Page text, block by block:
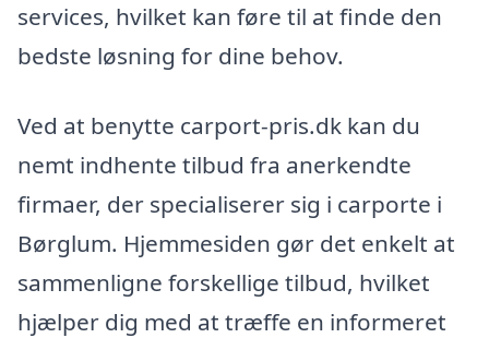
services, hvilket kan føre til at finde den
bedste løsning for dine behov.
Ved at benytte carport-pris.dk kan du
nemt indhente tilbud fra anerkendte
firmaer, der specialiserer sig i carporte i
Børglum. Hjemmesiden gør det enkelt at
sammenligne forskellige tilbud, hvilket
hjælper dig med at træffe en informeret